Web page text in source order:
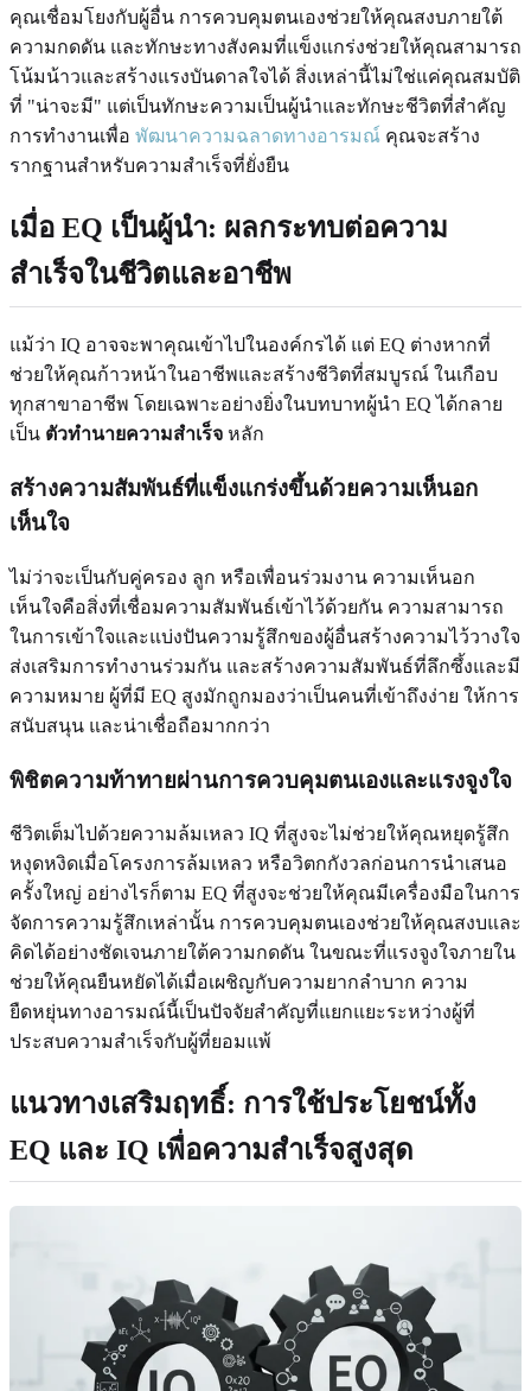
คุณเชื่อมโยงกับผู้อื่น การควบคุมตนเองช่วยให้คุณสงบภายใต้
ความกดดัน และทักษะทางสังคมที่แข็งแกร่งช่วยให้คุณสามารถ
โน้มน้าวและสร้างแรงบันดาลใจได้ สิ่งเหล่านี้ไม่ใช่แค่คุณสมบัติ
ที่ "น่าจะมี" แต่เป็นทักษะความเป็นผู้นำและทักษะชีวิตที่สำคัญ
การทำงานเพื่อ พัฒนาความฉลาดทางอารมณ์ คุณจะสร้าง
รากฐานสำหรับความสำเร็จที่ยั่งยืน
เมื่อ EQ เป็นผู้นำ: ผลกระทบต่อความ
สำเร็จในชีวิตและอาชีพ
แม้ว่า IQ อาจจะพาคุณเข้าไปในองค์กรได้ แต่ EQ ต่างหากที่
ช่วยให้คุณก้าวหน้าในอาชีพและสร้างชีวิตที่สมบูรณ์ ในเกือบ
ทุกสาขาอาชีพ โดยเฉพาะอย่างยิ่งในบทบาทผู้นำ EQ ได้กลาย
เป็น ตัวทำนายความสำเร็จ หลัก
สร้างความสัมพันธ์ที่แข็งแกร่งขึ้นด้วยความเห็นอก
เห็นใจ
ไม่ว่าจะเป็นกับคู่ครอง ลูก หรือเพื่อนร่วมงาน ความเห็นอก
เห็นใจคือสิ่งที่เชื่อมความสัมพันธ์เข้าไว้ด้วยกัน ความสามารถ
ในการเข้าใจและแบ่งปันความรู้สึกของผู้อื่นสร้างความไว้วางใจ
ส่งเสริมการทำงานร่วมกัน และสร้างความสัมพันธ์ที่ลึกซึ้งและมี
ความหมาย ผู้ที่มี EQ สูงมักถูกมองว่าเป็นคนที่เข้าถึงง่าย ให้การ
สนับสนุน และน่าเชื่อถือมากกว่า
พิชิตความท้าทายผ่านการควบคุมตนเองและแรงจูงใจ
ชีวิตเต็มไปด้วยความล้มเหลว IQ ที่สูงจะไม่ช่วยให้คุณหยุดรู้สึก
หงุดหงิดเมื่อโครงการล้มเหลว หรือวิตกกังวลก่อนการนำเสนอ
ครั้งใหญ่ อย่างไรก็ตาม EQ ที่สูงจะช่วยให้คุณมีเครื่องมือในการ
จัดการความรู้สึกเหล่านั้น การควบคุมตนเองช่วยให้คุณสงบและ
คิดได้อย่างชัดเจนภายใต้ความกดดัน ในขณะที่แรงจูงใจภายใน
ช่วยให้คุณยืนหยัดได้เมื่อเผชิญกับความยากลำบาก ความ
ยืดหยุ่นทางอารมณ์นี้เป็นปัจจัยสำคัญที่แยกแยะระหว่างผู้ที่
ประสบความสำเร็จกับผู้ที่ยอมแพ้
แนวทางเสริมฤทธิ์: การใช้ประโยชน์ทั้ง
EQ และ IQ เพื่อความสำเร็จสูงสุด